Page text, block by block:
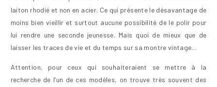
laiton rhodié et non en acier. Ce qui présente le désavantage de
moins bien vieillir et surtout aucune possibilité de le polir pour
lui rendre une seconde jeunesse. Mais quoi de mieux que de
laisser les traces de vie et du temps sur sa montre vintage…
Attention, pour ceux qui souhaiteraient se mettre à la
recherche de l’un de ces modèles, on trouve très souvent des